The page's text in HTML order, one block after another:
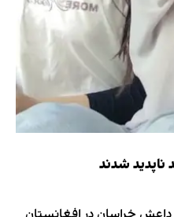
ناپدید شدند